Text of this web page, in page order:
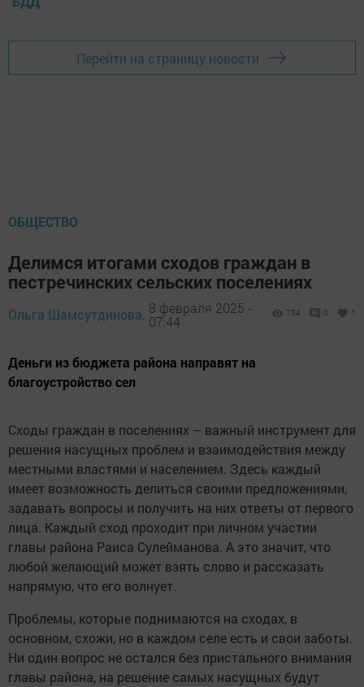
Перейти на страницу новости
ОБЩЕСТВО
Делимся итогами сходов граждан в
пестречинских сельских поселениях
Ольга Шамсутдинова, 8 февраля 2025 -
07:44
754 0 1
Деньги из бюджета района направят на
благоустройство сел
Сходы граждан в поселениях – важный инструмент для
решения насущных проблем и взаимодействия между
местными властями и населением. Здесь каждый
имеет возможность делиться своими предложениями,
задавать вопросы и получить на них ответы от первого
лица. Каждый сход проходит при личном участии
главы района Раиса Сулейманова. А это значит, что
любой желающий может взять слово и рассказать
напрямую, что его волнует.
Проблемы, которые поднимаются на сходах, в
основном, схожи, но в каждом селе есть и свои заботы.
Ни один вопрос не остался без пристального внимания
главы района, на решение самых насущных будут